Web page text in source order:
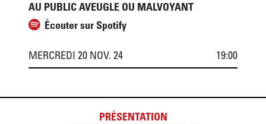
AU PUBLIC AVEUGLE OU MALVOYANT
Écouter sur Spotify
MERCREDI 20 NOV. 24 19:00
PRÉSENTATION